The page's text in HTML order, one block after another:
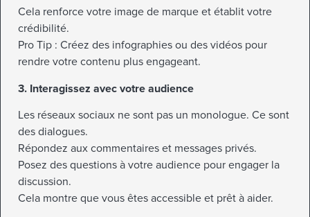
Cela renforce votre image de marque et établit votre
crédibilité.
Pro Tip : Créez des infographies ou des vidéos pour
rendre votre contenu plus engageant.
3. Interagissez avec votre audience
Les réseaux sociaux ne sont pas un monologue. Ce sont
des dialogues.
Répondez aux commentaires et messages privés.
Posez des questions à votre audience pour engager la
discussion.
Cela montre que vous êtes accessible et prêt à aider.